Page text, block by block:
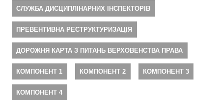
СЛУЖБА ДИСЦИПЛІНАРНИХ ІНСПЕКТОРІВ
ПРЕВЕНТИВНА РЕСТРУКТУРИЗАЦІЯ
ДОРОЖНЯ КАРТА З ПИТАНЬ ВЕРХОВЕНСТВА ПРАВА
КОМПОНЕНТ 1 КОМПОНЕНТ 2 КОМПОНЕНТ 3
КОМПОНЕНТ 4